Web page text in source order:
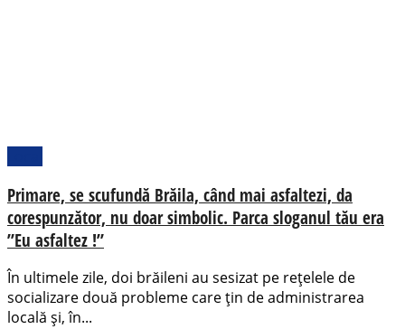
Primare, se scufundă Brăila, când mai asfaltezi, da
corespunzător, nu doar simbolic. Parca sloganul tău era
”Eu asfaltez !”
În ultimele zile, doi brăileni au sesizat pe rețelele de
socializare două probleme care țin de administrarea
locală și, în...